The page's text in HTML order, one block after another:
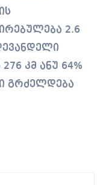
2.6
კმ ანუ 64%
გრძელდება